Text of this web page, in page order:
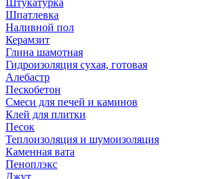
Штукатурка
Шпатлевка
Наливной пол
Керамзит
Глина шамотная
Гидроизоляция сухая, готовая
Алебастр
Пескобетон
Смеси для печей и каминов
Клей для плитки
Песок
Теплоизоляция и шумоизоляция
Каменная вата
Пеноплэкс
Джут